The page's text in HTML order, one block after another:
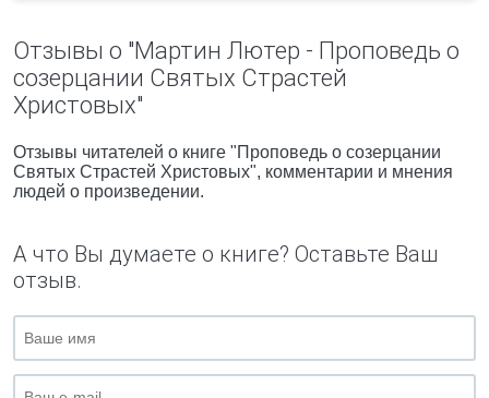
Отзывы о "Мартин Лютер - Проповедь о
созерцании Святых Страстей
Христовых"
Отзывы читателей о книге "Проповедь о созерцании
Святых Страстей Христовых", комментарии и мнения
людей о произведении.
А что Вы думаете о книге? Оставьте Ваш
отзыв.